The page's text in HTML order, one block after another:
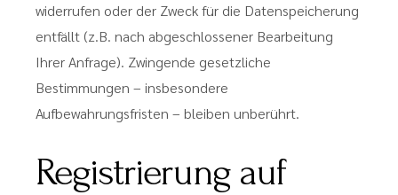
widerrufen oder der Zweck für die Datenspeicherung
entfällt (z.B. nach abgeschlossener Bearbeitung
Ihrer Anfrage). Zwingende gesetzliche
Bestimmungen – insbesondere
Aufbewahrungsfristen – bleiben unberührt.
Registrierung auf